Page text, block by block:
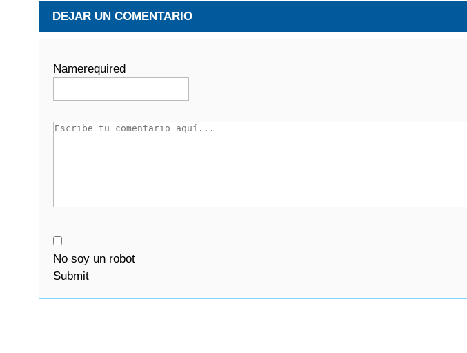
DEJAR UN COMENTARIO
Namerequired
No soy un robot
Submit